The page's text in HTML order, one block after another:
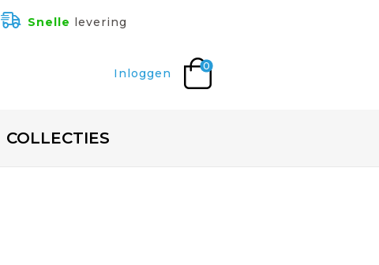
Snelle levering
Inloggen
0
COLLECTIES